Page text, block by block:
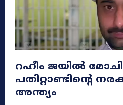
റഹീം ജയിൽ
പതിറ്റാണ്ടിന്റെ
അന്ത്യം